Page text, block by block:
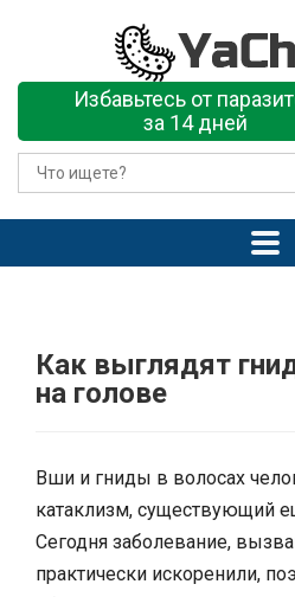
Избавьтесь от
за 14 дней
Как выглядят
на голове
Вши и гниды в волосах
катаклизм, существующий
Сегодня заболевание,
практически искоренили,